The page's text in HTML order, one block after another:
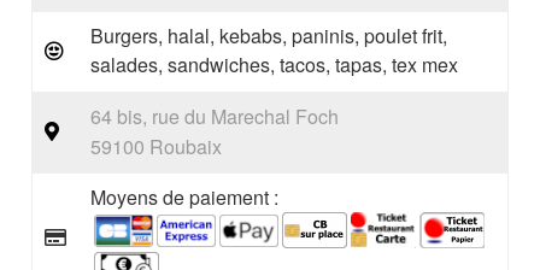
Burgers, halal, kebabs, paninis, poulet frit,
salades, sandwiches, tacos, tapas, tex mex
64 bis, rue du Marechal Foch
59100 Roubaix
Moyens de paiement :